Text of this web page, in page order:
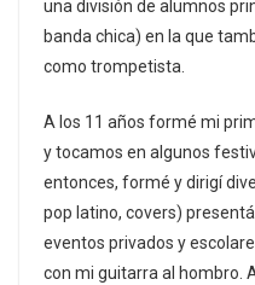
una división de alumnos
banda chica) en la que
como trompetista.
A los 11 años formé mi
y tocamos en algunos
entonces, formé y dirigí
pop latino, covers)
eventos privados y
con mi guitarra al hombro.